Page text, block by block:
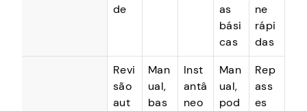
de
as
bási
cas
ne
rápi
das
Revi
são
aut
Man
ual,
bas
Inst
antâ
neo
Man
ual,
pod
Rep
ass
es